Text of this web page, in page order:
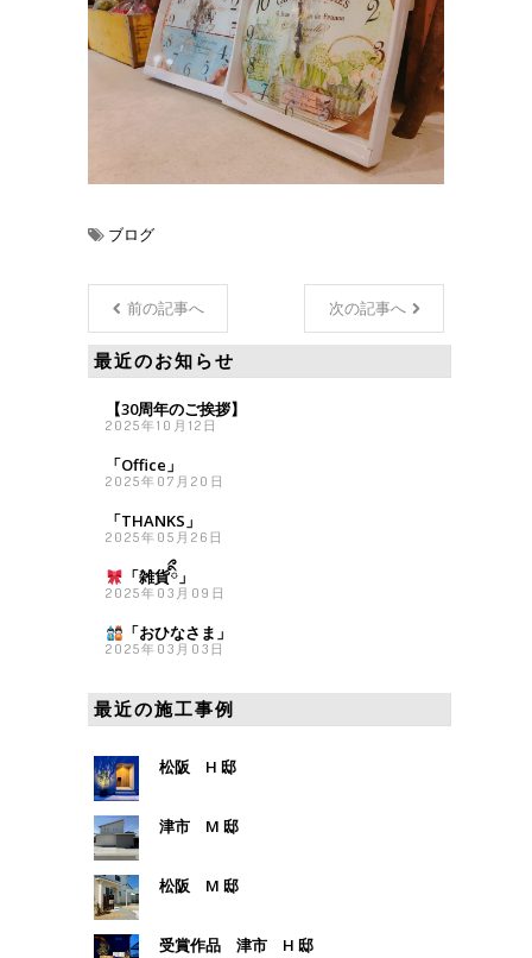
ブログ
前の記事へ 次の記事へ
最近のお知らせ
【30周年のご挨拶】
2025年10月12日
「Office」
2025年07月20日
「THANKS」
2025年05月26日
「雑貨ིྀ」
2025年03月09日
「おひなさま 」
2025年03月03日
最近の施工事例
松阪 H 邸
津市 M 邸
松阪 M 邸
受賞作品 津市 H 邸